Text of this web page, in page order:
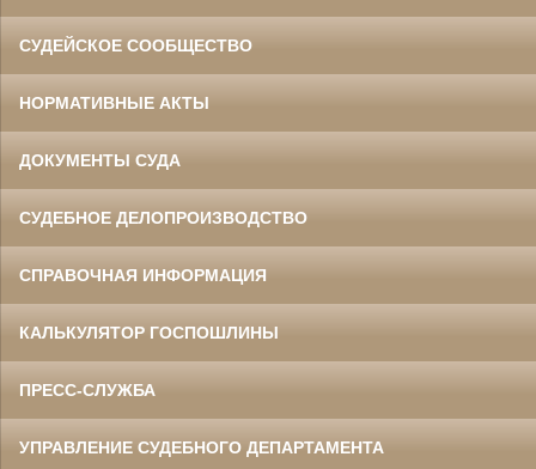
СУДЕЙСКОЕ СООБЩЕСТВО
НОРМАТИВНЫЕ АКТЫ
ДОКУМЕНТЫ СУДА
СУДЕБНОЕ ДЕЛОПРОИЗВОДСТВО
СПРАВОЧНАЯ ИНФОРМАЦИЯ
КАЛЬКУЛЯТОР ГОСПОШЛИНЫ
ПРЕСС-СЛУЖБА
УПРАВЛЕНИЕ СУДЕБНОГО ДЕПАРТАМЕНТА